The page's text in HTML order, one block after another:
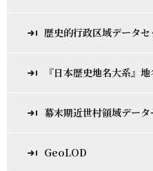
歴史的行政区域データ
『日本歴史地名大系』
幕末期近世村領域データ
GeoLOD